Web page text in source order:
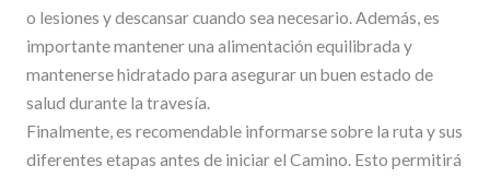
o lesiones y descansar cuando sea necesario. Además, es
importante mantener una alimentación equilibrada y
mantenerse hidratado para asegurar un buen estado de
salud durante la travesía.
Finalmente, es recomendable informarse sobre la ruta y sus
diferentes etapas antes de iniciar el Camino. Esto permitirá